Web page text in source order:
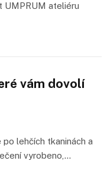
UMPRUM ateliéru
vám dovolí
lehčích tkaninách a
vyrobeno,…